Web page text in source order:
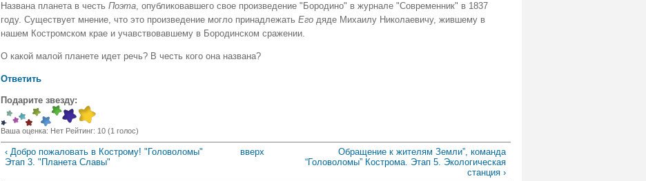
Названа планета в честь Поэта, опубликовавшего свое произведение "Бородино" в журнале "Современник" в 1837
году. Существует мнение, что это произведение могло принадлежать Егодяде Михаилу Николаевичу, жившему в
нашем Костромском крае и учавствовавшему в Бородинском сражении.
О какой малой планете идет речь? В честь кого она названа?
Ответить
Подарите звезду:
Ваша оценка: Нет Рейтинг: 10 (1 голос)
‹ Добро пожаловать в Кострому! "Головоломы"
Этап 3. "Планета Славы"
вверх
Обращение к жителям Земли”, команда
“Головоломы” Кострома. Этап 5. Экологическая
станция ›